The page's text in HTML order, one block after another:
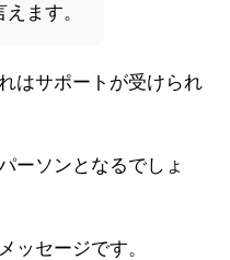
えます。
はサポートが受けられ
ーソンとなるでしょ
ッセージです。